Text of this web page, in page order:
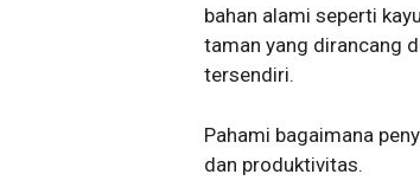
bahan alami seperti
taman yang dirancang
tersendiri.
Pahami bagaimana
dan produktivitas.